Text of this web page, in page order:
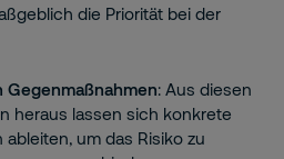
die Priorität bei der
Gegenmaßnahmen: Aus diesen
heraus lassen sich konkrete
ableiten, um das Risiko zu